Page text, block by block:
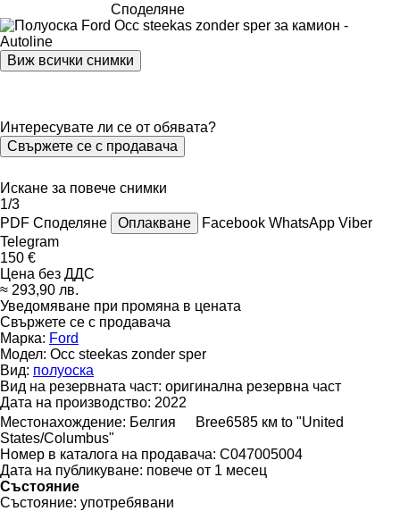
Споделяне
Виж всички снимки
Интересувате ли се от обявата?
Свържете се с продавача
Искане за повече снимки
1/3
PDF Споделяне Оплакване Facebook WhatsApp Viber
Telegram
150 €
Цена без ДДС
≈ 293,90 лв.
Уведомяване при промяна в цената
Свържете се с продавача
Марка: Ford
Модел: Occ steekas zonder sper
Вид: полуоска
Вид на резервната част: оригинална резервна част
Дата на производство: 2022
Местонахождение: Белгия Bree6585 км to "United
States/Columbus"
Номер в каталога на продавача: C047005004
Дата на публикуване: повече от 1 месец
Състояние
Състояние: употребявани